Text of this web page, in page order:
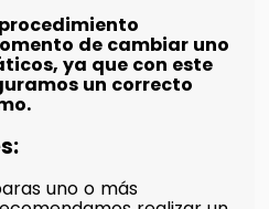
de cambiar uno
ya que con este
un correcto
uno o más